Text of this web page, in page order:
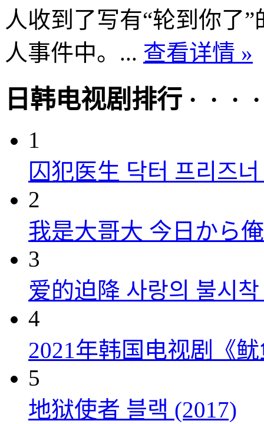
人收到了写有“轮到你了
人事件中。... 查看详情 »
日韩电视剧排行 · · ·
1
囚犯医生 닥터 프리즈
2
我是大哥大 今日から
3
爱的迫降 사랑의 불시
4
2021年韩国电视剧《
5
地狱使者 블랙 (2017)